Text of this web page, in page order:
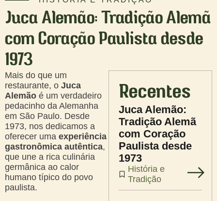
Juca Alemão: Tradição Alemã
com Coração Paulista desde
1973
Mais do que um
restaurante, o Juca
Alemão é um verdadeiro
pedacinho da Alemanha
em São Paulo. Desde
1973, nos dedicamos a
oferecer uma experiência
gastronômica autêntica,
que une a rica culinária
germânica ao calor
humano típico do povo
paulista.
Recentes
Juca Alemão:
Tradição Alemã
com Coração
Paulista desde
1973
História e
Tradição